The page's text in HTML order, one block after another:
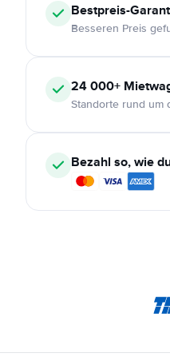
Bestpreis-
Besseren Preis
24 000+
Standorte rund um
Bezahl so, wie